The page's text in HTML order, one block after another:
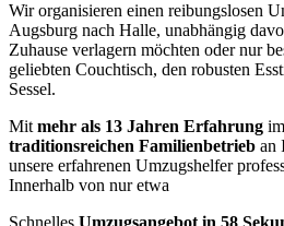
Wir organisieren einen reibungslosen
Augsburg nach Halle, unabhängig
Zuhause verlagern möchten oder nur
geliebten Couchtisch, den robusten
Sessel.
Mit mehr als 13 Jahren Erfahrung
traditionsreichen Familienbetrieb an
unsere erfahrenen Umzugshelfer
Innerhalb von nur etwa
Schnelles Umzugsangebot in 58